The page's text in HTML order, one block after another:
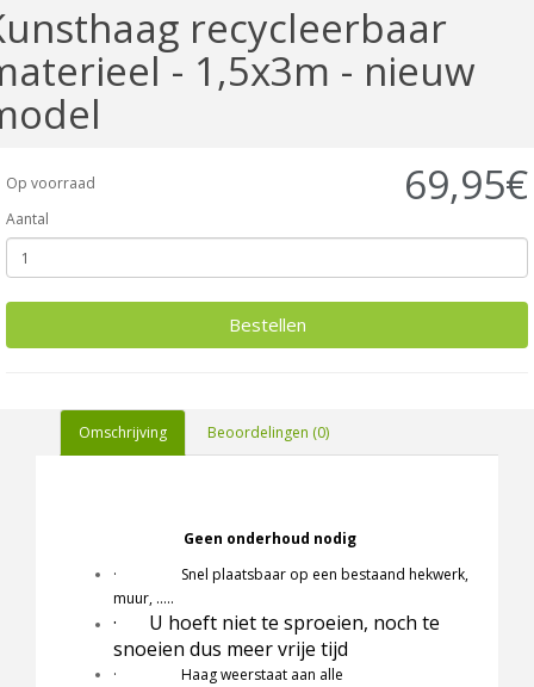
recycleerbaar
- 1,5x3m - nieuw
Op voorraad 69,95€
Aantal
Bestellen
Omschrijving Beoordelingen (0)
Geen onderhoud nodig
· Snel plaatsbaar op een bestaand hekwerk,
muur, …..
·
U hoeft niet te sproeien, noch te
snoeien dus meer vrije tijd
· Haag weerstaat aan alle